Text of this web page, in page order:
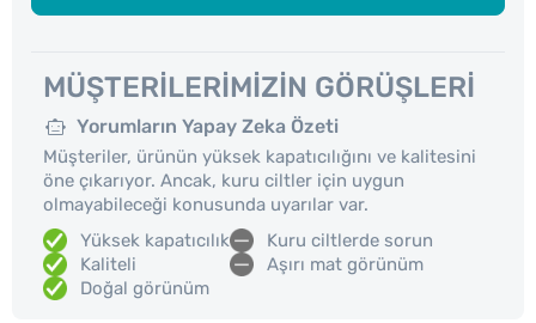
MÜŞTERILERIMIZIN GÖRÜŞLERI
Yorumların Yapay Zeka Özeti
Müşteriler, ürünün yüksek kapatıcılığını ve kalitesini
öne çıkarıyor. Ancak, kuru ciltler için uygun
olmayabileceği konusunda uyarılar var.
Yüksek kapatıcılık
Kaliteli
Doğal görünüm
Kuru ciltlerde sorun
Aşırı mat görünüm